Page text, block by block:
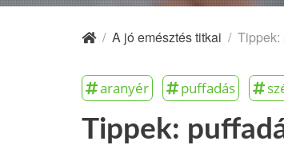
/ A jó emésztés titkai / Tippek:
aranyér puffadás
Tippek: